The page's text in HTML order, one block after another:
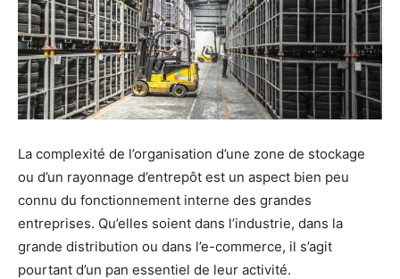
La complexité de l’organisation d’une zone de stockage
ou d’un rayonnage d’entrepôt est un aspect bien peu
connu du fonctionnement interne des grandes
entreprises. Qu’elles soient dans l’industrie, dans la
grande distribution ou dans l’e-commerce, il s’agit
pourtant d’un pan essentiel de leur activité.